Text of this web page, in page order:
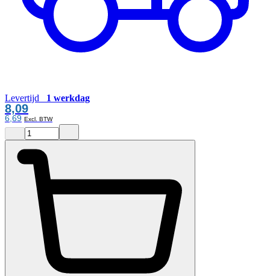
Levertijd 1 werkdag
8,09
6,69